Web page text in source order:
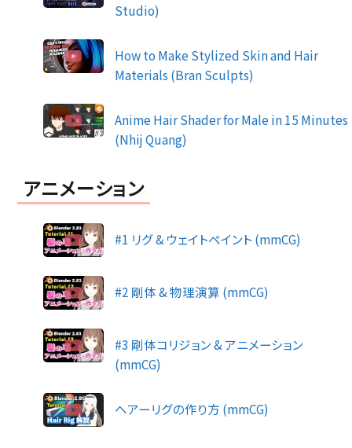
Studio)
How to Make Stylized Skin and Hair
Materials (Bran Sculpts)
Anime Hair Shader for Male in 15 Minutes
(Nhij Quang)
アニメーション
#1 リグ & ウェイトペイント (mmCG)
#2 剛体 & 物理演算 (mmCG)
#3 剛体コリジョン & アニメーション
(mmCG)
ヘアーリグの作り方 (mmCG)